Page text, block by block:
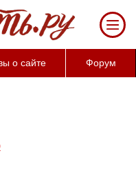
о сайте Форум